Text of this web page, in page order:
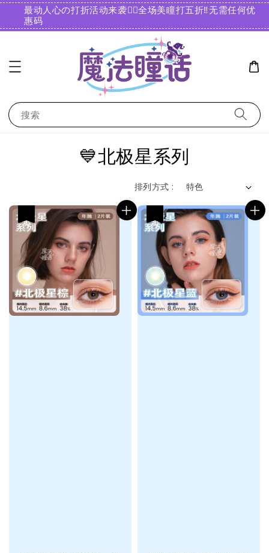
最动人心の打折活动来袭❤️‍🔥全场美瞳打五折‼️无需任何优
惠码️
搜索
💙北极星系列
排列方式 :